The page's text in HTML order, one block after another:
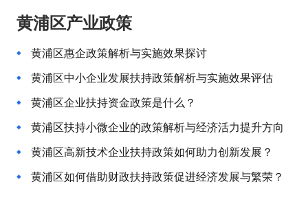
黄浦区产业政策
黄浦区惠企政策解析与实施效果探讨
黄浦区中小企业发展扶持政策解析与实施效果评估
黄浦区企业扶持资金政策是什么？
黄浦区扶持小微企业的政策解析与经济活力提升方向
黄浦区高新技术企业扶持政策如何助力创新发展？
黄浦区如何借助财政扶持政策促进经济发展与繁荣？